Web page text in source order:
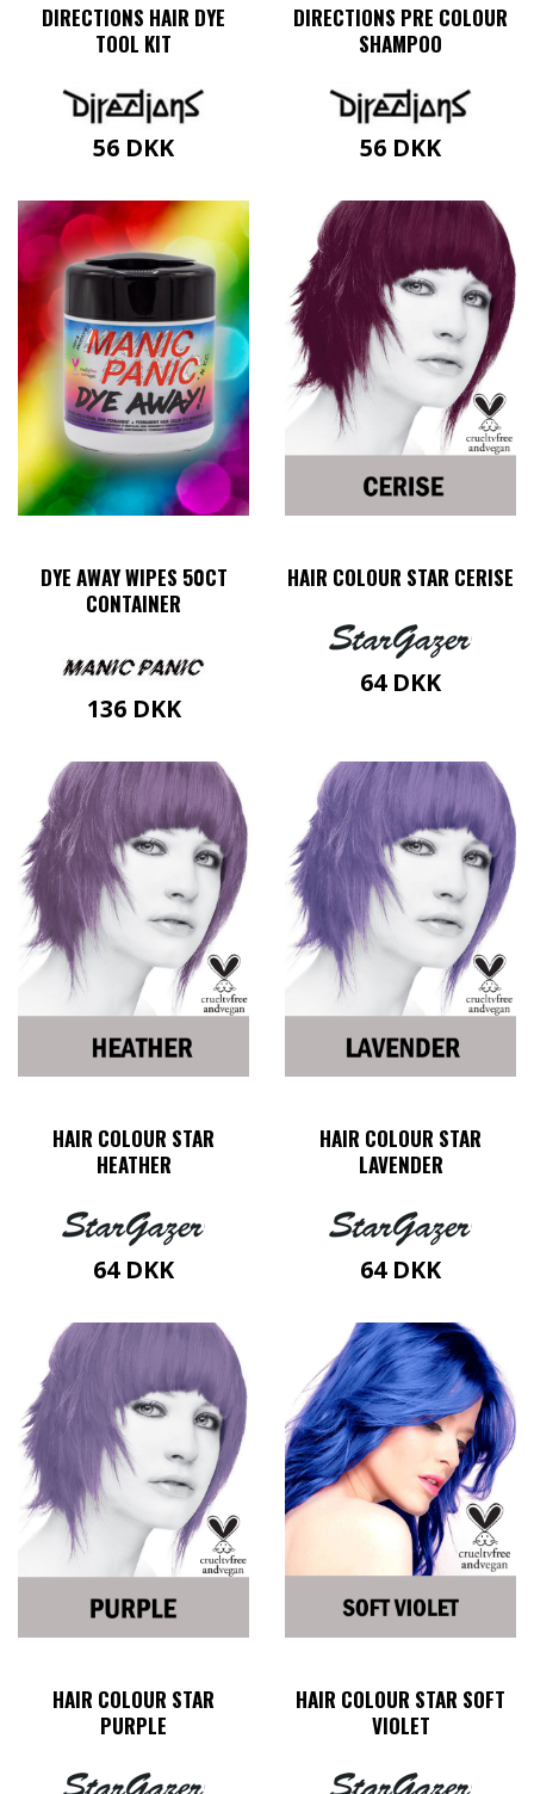
DIRECTIONS HAIR DYE
TOOL KIT
56 DKK
DIRECTIONS PRE COLOUR
SHAMPOO
56 DKK
DYE AWAY WIPES 50CT
CONTAINER
136 DKK
HAIR COLOUR STAR CERISE
64 DKK
HAIR COLOUR STAR
HEATHER
64 DKK
HAIR COLOUR STAR
LAVENDER
64 DKK
HAIR COLOUR STAR
PURPLE
HAIR COLOUR STAR SOFT
VIOLET